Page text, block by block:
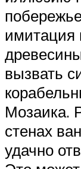
имитация
вызвать
Мозаика.
стенах
удачно